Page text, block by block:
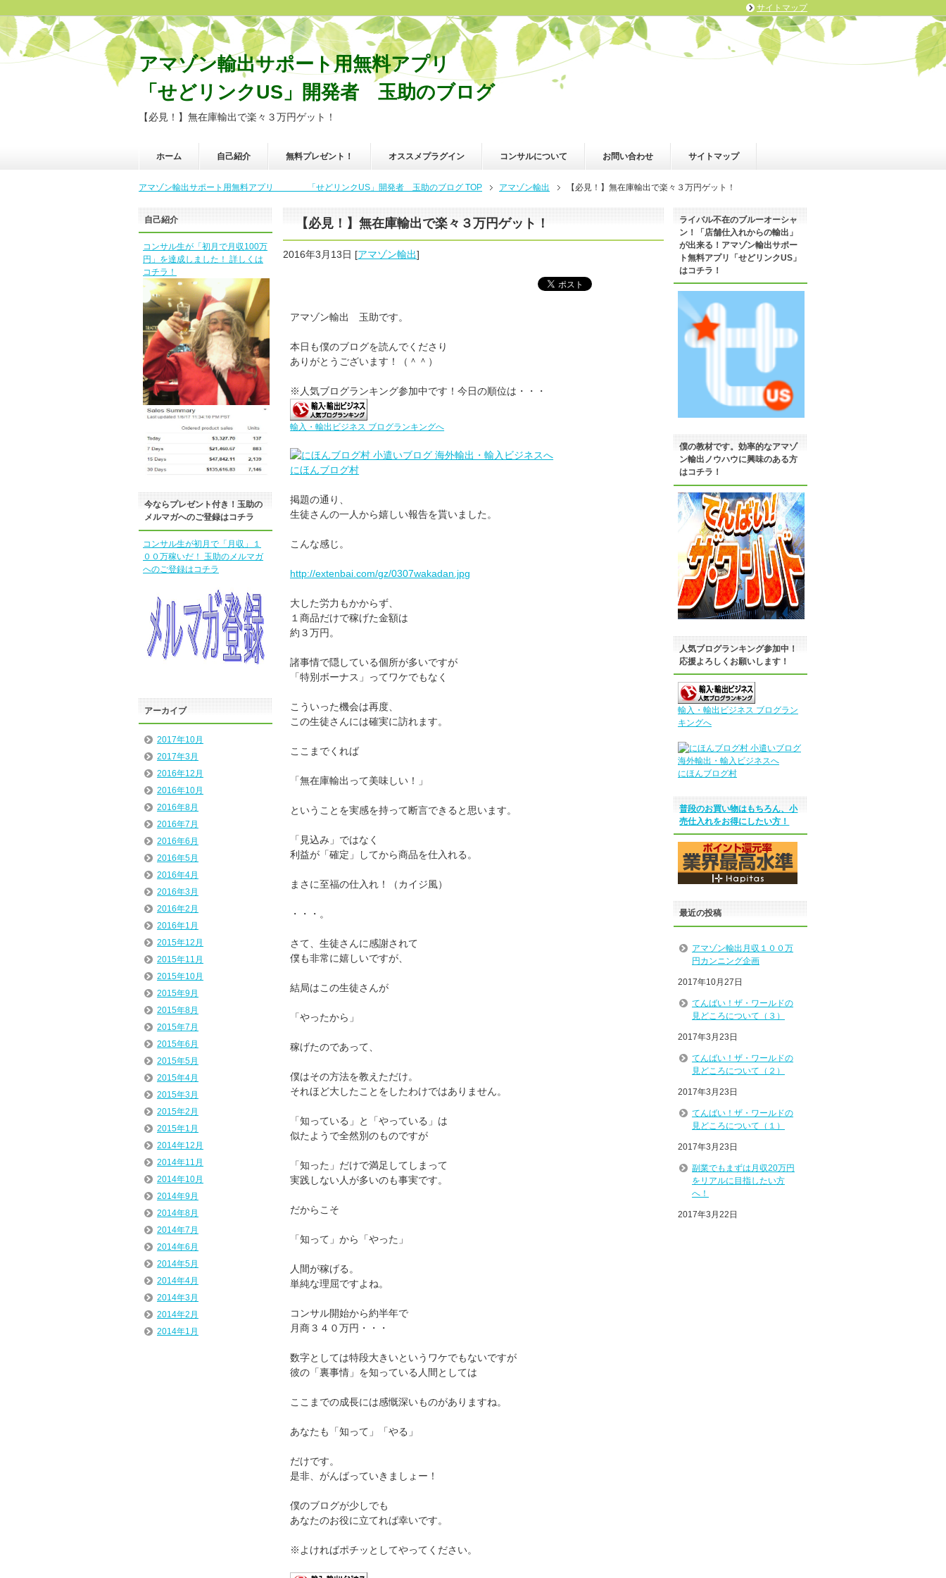
アマゾン輸出サポート用無料アプリ
「せどリンクUS」開発者 玉助のブログ
【必見！】無在庫輸出で楽々３万円ゲット！
ホーム 自己紹介 無料プレゼント！ オススメプラグイン コンサルについて お問い合わせ サイトマップ
アマゾン輸出サポート用無料アプリ 「せどリンクUS」開発者 玉助のブログ TOP アマゾン輸出 【必見！】無在庫輸出で楽々３万円ゲット！
【必見！】無在庫輸出で楽々３万円ゲット！
2016年3月13日 [アマゾン輸出]
アマゾン輸出 玉助です。
本日も僕のブログを読んでくださり
ありがとうございます！（＾＾）
※人気ブログランキング参加中です！今日の順位は・・・
輸入・輸出ビジネス ブログランキングへ
にほんブログ村
掲題の通り、
生徒さんの一人から嬉しい報告を貰いました。
こんな感じ。
http://extenbai.com/gz/0307wakadan.jpg
大した労力もかからず、
１商品だけで稼げた金額は
約３万円。
諸事情で隠している個所が多いですが
「特別ボーナス」ってワケでもなく
こういった機会は再度、
この生徒さんには確実に訪れます。
ここまでくれば
「無在庫輸出って美味しい！」
ということを実感を持って断言できると思います。
「見込み」ではなく
利益が「確定」してから商品を仕入れる。
まさに至福の仕入れ！（カイジ風）
・・・。
さて、生徒さんに感謝されて
僕も非常に嬉しいですが、
結局はこの生徒さんが
「やったから」
稼げたのであって、
僕はその方法を教えただけ。
それほど大したことをしたわけではありません。
「知っている」と「やっている」は
似たようで全然別のものですが
「知った」だけで満足してしまって
実践しない人が多いのも事実です。
だからこそ
「知って」から「やった」
人間が稼げる。
単純な理屈ですよね。
コンサル開始から約半年で
月商３４０万円・・・
数字としては特段大きいというワケでもないですが
彼の「裏事情」を知っている人間としては
ここまでの成長には感慨深いものがありますね。
あなたも「知って」「やる」
だけです。
是非、がんばっていきましょー！
僕のブログが少しでも
あなたのお役に立てれば幸いです。
※よければポチッとしてやってください。
自己紹介
コンサル生が「初月で月収100万
円」を達成しました！ 詳しくは
コチラ！
今ならプレゼント付き！玉助の
メルマガへのご登録はコチラ
コンサル生が初月で「月収」１
００万稼いだ！ 玉助のメルマガ
へのご登録はコチラ
アーカイブ
2017年10月
2017年3月
2016年12月
2016年10月
2016年8月
2016年7月
2016年6月
2016年5月
2016年4月
2016年3月
2016年2月
2016年1月
2015年12月
2015年11月
2015年10月
2015年9月
2015年8月
2015年7月
2015年6月
2015年5月
2015年4月
2015年3月
2015年2月
2015年1月
2014年12月
2014年11月
2014年10月
2014年9月
2014年8月
2014年7月
2014年6月
2014年5月
2014年4月
2014年3月
2014年2月
2014年1月
ライバル不在のブルーオーシャ
ン！「店舗仕入れからの輸出」
が出来る！アマゾン輸出サポー
ト無料アプリ「せどリンクUS」
はコチラ！
僕の教材です。効率的なアマゾ
ン輸出ノウハウに興味のある方
はコチラ！
人気ブログランキング参加中！
応援よろしくお願いします！
輸入・輸出ビジネス ブログラン
キングへ
にほんブログ村
普段のお買い物はもちろん、小
売仕入れをお得にしたい方！
最近の投稿
アマゾン輸出月収１００万
円カンニング企画
2017年10月27日
てんばい！ザ・ワールドの
見どころについて（３）
2017年3月23日
てんばい！ザ・ワールドの
見どころについて（２）
2017年3月23日
てんばい！ザ・ワールドの
見どころについて（１）
2017年3月23日
副業でもまずは月収20万円
をリアルに目指したい方
へ！
2017年3月22日
サイトマップ